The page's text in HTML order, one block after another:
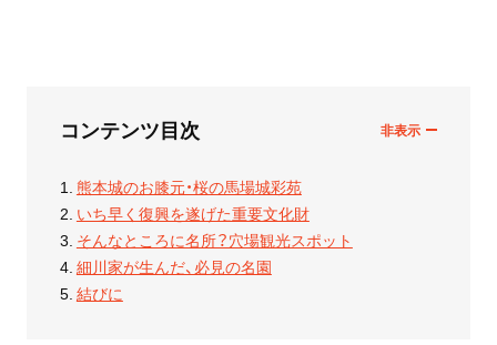
コンテンツ目次
熊本城のお膝元・桜の馬場城彩苑
いち早く復興を遂げた重要文化財
そんなところに名所？穴場観光スポット
細川家が生んだ、必見の名園
結びに